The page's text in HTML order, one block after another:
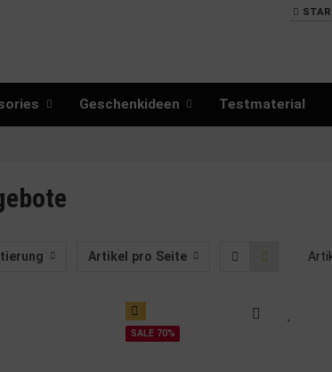
Geschenkideen Testmaterial
Artikel pro Seite
SALE 70%